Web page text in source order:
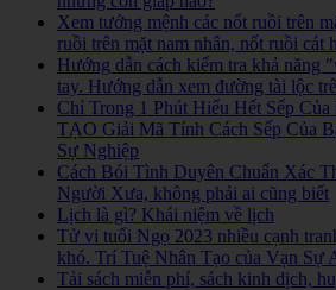
Xem tướng mệnh các nốt ruồi trên
ruồi trên mặt nam nhân, nốt ruồi cát
Hướng dẫn cách kiểm tra khả năng
tay. Hướng dẫn xem đường tài lộc
Chỉ Trong 1 Phút Hiểu Hết Sếp
TẠO Giải Mã Tính Cách Sếp Của
Sự Nghiệp
Cách Bói Tình Duyên Chuẩn Xác
Người Xưa, không phải ai cũng biết
Lịch là gì? Khái niệm về lịch
Tử vi tuổi Ngọ 2023 nhiều cạnh
khó. Trí Tuệ Nhân Tạo của Vạn Sự
Tải sách miễn phí, sách kinh dịch,